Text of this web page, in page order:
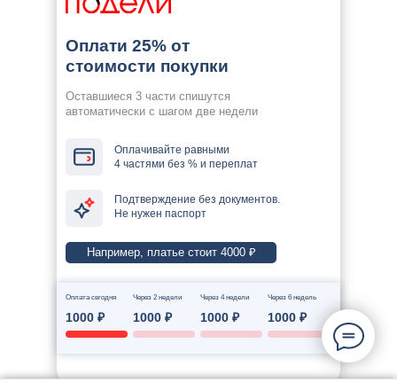
Оплати 25% от
стоимости покупки
Оставшиеся 3 части спишутся
автоматически с шагом две недели
Оплачивайте равными
4 частями без % и переплат
Подтверждение без документов.
Не нужен паспорт
Например, платье стоит 4000 ₽
Оплата сегодня Через 2 недели Через 4 недели Через 6 недель
1000 ₽ 1000 ₽ 1000 ₽ 1000 ₽